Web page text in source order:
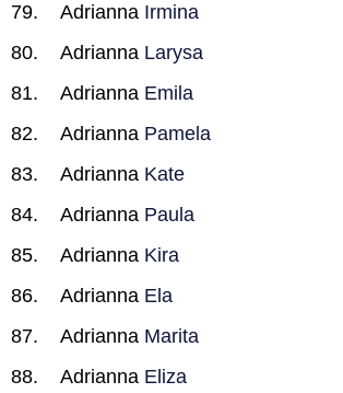
Adrianna Irmina
Adrianna Larysa
Adrianna Emila
Adrianna Pamela
Adrianna Kate
Adrianna Paula
Adrianna Kira
Adrianna Ela
Adrianna Marita
Adrianna Eliza